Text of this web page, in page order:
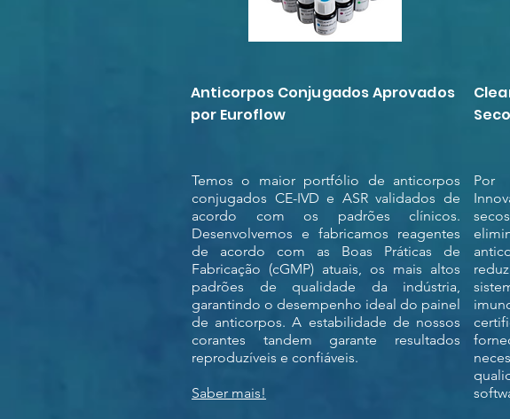
Anticorpos Conjugados Aprovados
por Euroflow
Temos o maior portfólio de anticorpos
conjugados CE-IVD e ASR validados de
acordo com os padrões clínicos.
Desenvolvemos e fabricamos reagentes
de acordo com as Boas Práticas de
Fabricação (cGMP) atuais, os mais altos
padrões de qualidade da indústria,
garantindo o desempenho ideal do painel
de anticorpos. A estabilidade de nossos
corantes tandem garante resultados
reproduzíveis e confiáveis.
Saber mais!
Por